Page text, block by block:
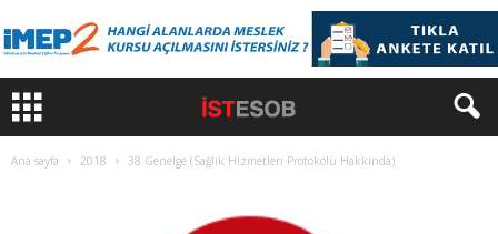
Ana sayfa 2018 38 Genelge (Sağlık Hizmetleri Protokolü Hakkında)